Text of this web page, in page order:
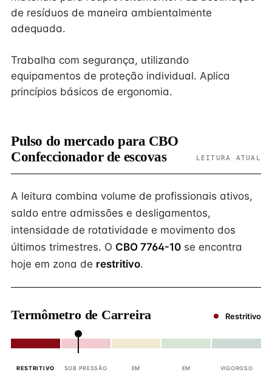
de resíduos de maneira ambientalmente
adequada.
Trabalha com segurança, utilizando
equipamentos de proteção individual. Aplica
princípios básicos de ergonomia.
Pulso do mercado para CBO
Confeccionador de escovas
LEITURA ATUAL
A leitura combina volume de profissionais ativos,
saldo entre admissões e desligamentos,
intensidade de rotatividade e movimento dos
últimos trimestres. O CBO 7764-10 se encontra
hoje em zona de restritivo.
Termômetro de Carreira Restritivo
RESTRITIVO SOB PRESSÃO
EM
EM
VIGOROSO